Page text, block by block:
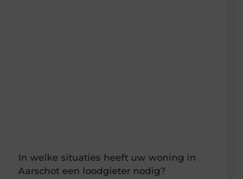
In welke situaties heeft uw woning in
Aarschot een loodgieter nodig?